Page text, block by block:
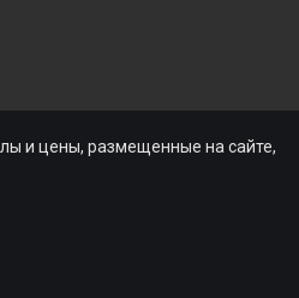
и цены, размещенные на сайте,